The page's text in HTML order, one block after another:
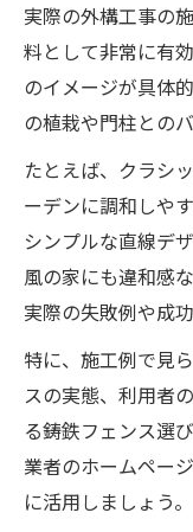
実際の外構工事の
料として非常に有
のイメージが具体
の植栽や門柱との
たとえば、クラシ
ーデンに調和しや
シンプルな直線デ
風の家にも違和感
実際の失敗例や成
特に、施工例で見
スの実態、利用者
る鋳鉄フェンス選
業者のホームペー
に活用しましょう。